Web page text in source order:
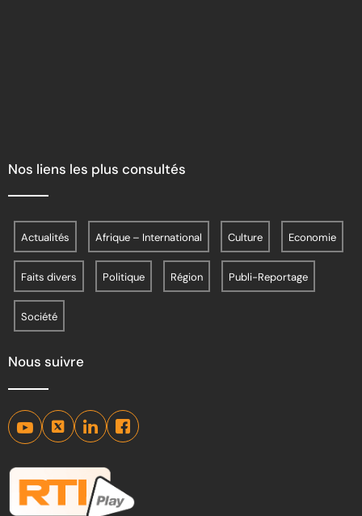
Nos liens les plus consultés
Actualités Afrique – International Culture Economie
Faits divers Politique Région Publi-Reportage
Société
Nous suivre